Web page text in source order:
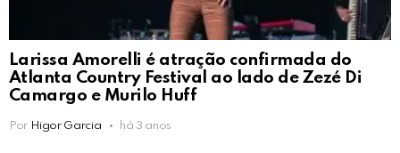
Larissa Amorelli é atração confirmada do
Atlanta Country Festival ao lado de Zezé Di
Camargo e Murilo Huff
Por Higor Garcia há 3 anos